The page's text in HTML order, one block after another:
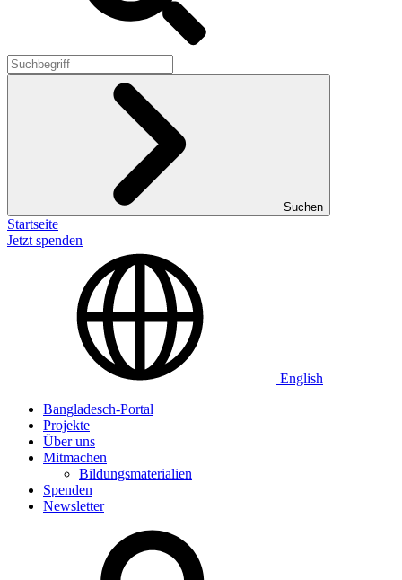
Suchen
Startseite
Jetzt spenden
English
Bangladesch-Portal
Projekte
Über uns
Mitmachen
Bildungsmaterialien
Spenden
Newsletter